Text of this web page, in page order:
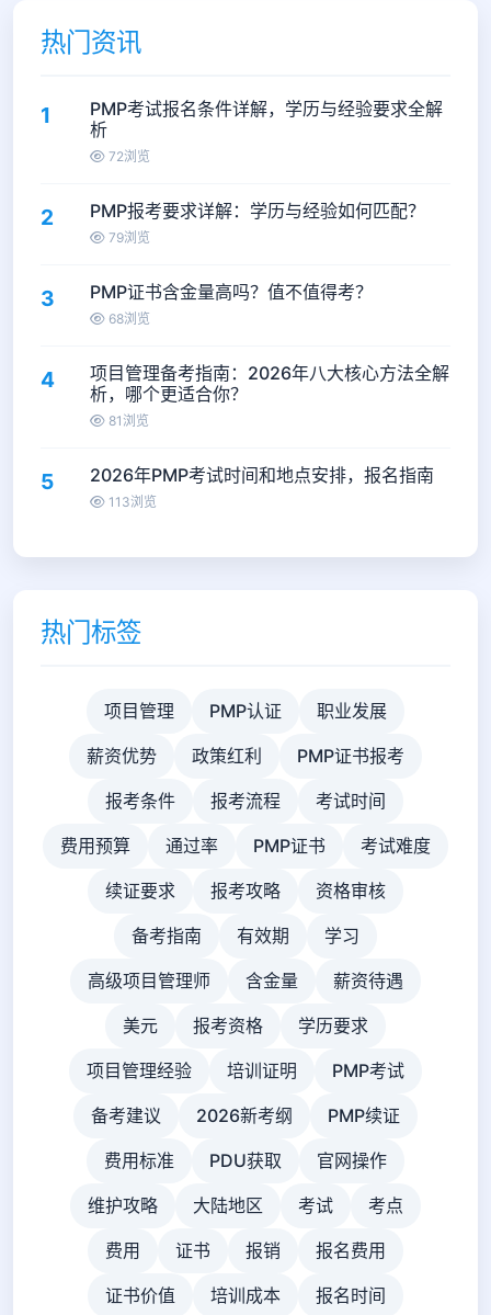
热门资讯
1
PMP考试报名条件详解，学历与经验要求全解
析
72浏览
2 PMP报考要求详解：学历与经验如何匹配？
79浏览
3 PMP证书含金量高吗？值不值得考？
68浏览
4
项目管理备考指南：2026年八大核心方法全解
析，哪个更适合你？
81浏览
5 2026年PMP考试时间和地点安排，报名指南
113浏览
热门标签
项目管理 PMP认证 职业发展
薪资优势 政策红利 PMP证书报考
报考条件 报考流程 考试时间
费用预算 通过率 PMP证书 考试难度
续证要求 报考攻略 资格审核
备考指南 有效期 学习
高级项目管理师 含金量 薪资待遇
美元 报考资格 学历要求
项目管理经验 培训证明 PMP考试
备考建议 2026新考纲 PMP续证
费用标准 PDU获取 官网操作
维护攻略 大陆地区 考试 考点
费用 证书 报销 报名费用
证书价值 培训成本 报名时间